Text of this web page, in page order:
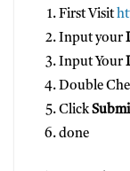
First Visit
Input your
Input Your
Double
Click
done